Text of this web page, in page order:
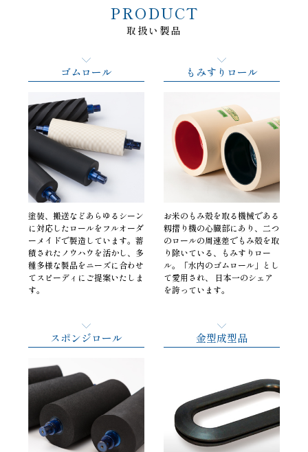
PRODUCT
取扱い製品
ゴムロール
塗装、搬送などあらゆるシーン
に対応したロールをフルオーダ
ーメイドで製造しています。蓄
積されたノウハウを活かし、多
種多様な製品をニーズに合わせ
てスピーディにご提案いたしま
す。
もみすりロール
お米のもみ殻を取る機械である
籾摺り機の心臓部にあり、二つ
のロールの周速差でもみ殻を取
り除いている、もみすりロー
ル。「水内のゴムロール」とし
て愛用され、 日本一のシェア
を誇っています。
スポンジロール 金型成型品